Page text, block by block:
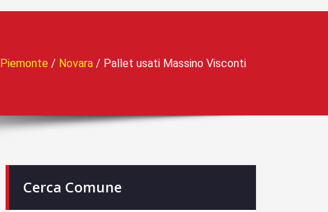
Piemonte / Novara / Pallet usati Massino Visconti
Cerca Comune